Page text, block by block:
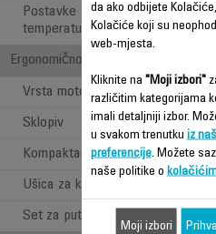
Postavke
temperature/brzine
Ergonomičnost / Udobnost pri
Vrsta motora
Sklopiv
Kompaktan
Ušica za kačenje
Set za putovanje
da ako odbijete
Kolačiće koji su
web-mjesta.
Kliknite na "Moji izbori"
različitim kategorijama
imali detaljniji izbor.
u svakom trenutku iz
preferencije. Možete
naše politike o
Moji izbori